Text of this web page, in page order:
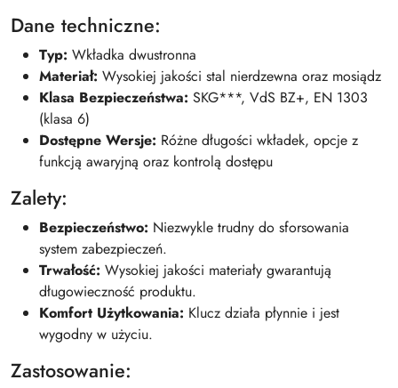
Dane techniczne:
Typ: Wkładka dwustronna
Materiał: Wysokiej jakości stal nierdzewna oraz mosiądz
Klasa Bezpieczeństwa: SKG***, VdS BZ+, EN 1303
(klasa 6)
Dostępne Wersje: Różne długości wkładek, opcje z
funkcją awaryjną oraz kontrolą dostępu
Zalety:
Bezpieczeństwo: Niezwykle trudny do sforsowania
system zabezpieczeń.
Trwałość: Wysokiej jakości materiały gwarantują
długowieczność produktu.
Komfort Użytkowania: Klucz działa płynnie i jest
wygodny w użyciu.
Zastosowanie: